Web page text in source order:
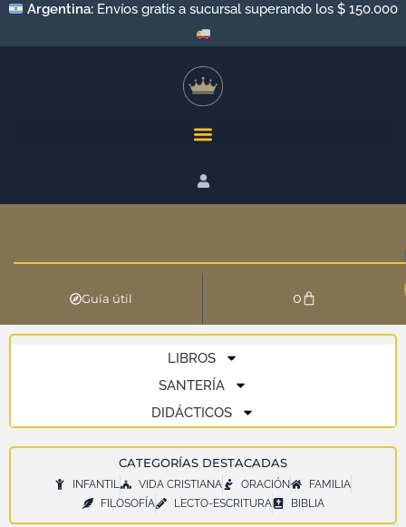
Argentina: Envíos gratis a sucursal superando los $ 150.000
Guía útil 0
LIBROS
SANTERÍA
DIDÁCTICOS
CATEGORÍAS DESTACADAS
INFANTIL VIDA CRISTIANA ORACIÓN
FAMILIA
FILOSOFÍA
LECTO-ESCRITURA BIBLIA